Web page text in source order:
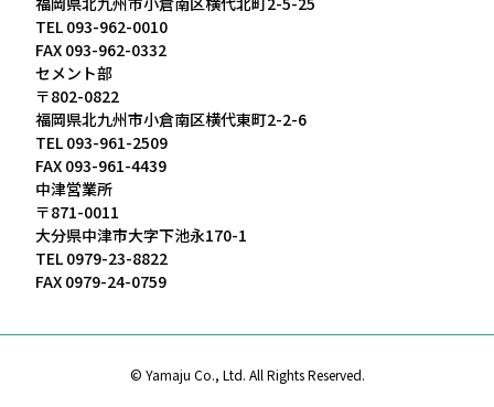
TEL 093-962-0010
FAX 093-962-0332
セメント部
〒802-0822
福岡県北九州市小倉南区横代東町2-2-6
TEL 093-961-2509
FAX 093-961-4439
中津営業所
〒871-0011
大分県中津市大字下池永170-1
TEL 0979-23-8822
FAX 0979-24-0759
© Yamaju Co., Ltd. All Rights Reserved.